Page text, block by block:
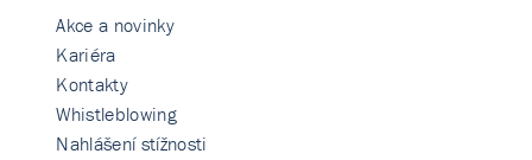
Akce a novinky
Kariéra
Kontakty
Whistleblowing
Nahlášení stížnosti